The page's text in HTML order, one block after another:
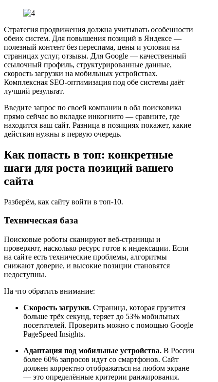
Стратегия продвижения должна учитывать особенности
обеих систем. Для повышения позиций в Яндексе —
полезный контент без переспама, цены и условия на
страницах услуг, отзывы. Для Google — качественный
ссылочный профиль, структурированные данные,
скорость загрузки на мобильных устройствах.
Комплексная SEO-оптимизация под обе системы даёт
лучший результат.
Введите запрос по своей компании в оба поисковика
прямо сейчас во вкладке инкогнито — сравните, где
находится ваш сайт. Разница в позициях покажет, какие
действия нужны в первую очередь.
Как попасть в топ: конкретные
шаги для роста позиций вашего
сайта
Разберём, как сайту войти в топ-10.
Техническая база
Поисковые роботы сканируют веб-страницы и
проверяют, насколько ресурс готов к индексации. Если
на сайте есть технические проблемы, алгоритмы
снижают доверие, и высокие позиции становятся
недоступны.
На что обратить внимание:
Скорость загрузки. Страница, которая грузится
больше трёх секунд, теряет до 53% мобильных
посетителей. Проверить можно с помощью Google
PageSpeed Insights.
Адаптация под мобильные устройства. В России
более 60% запросов идут со смартфонов. Сайт
должен корректно отображаться на любом экране
— это определённые критерии ранжирования.